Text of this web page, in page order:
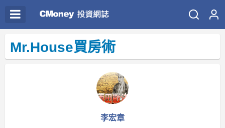
Mr.House買房術
李宏章